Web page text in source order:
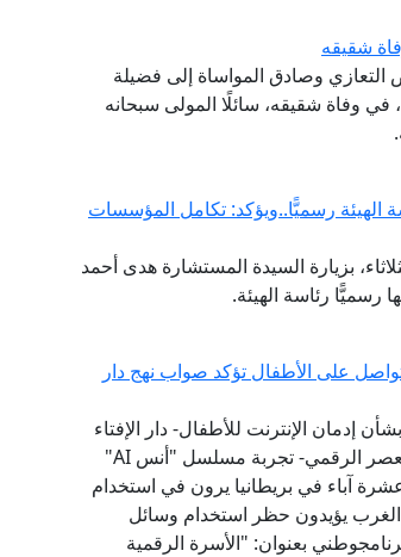
شقيقه
التعازي وصادق المواساة إلى فضيلة
وفاة شقيقه، سائلًا المولى سبحانه
الهيئة رسميًّا..ويؤكد: تكامل المؤسسات
بزيارة السيدة المستشارة هدى أحمد
رسميًّا رئاسة الهيئة.
على الأطفال تؤكد صواب نهج دار
إدمان الإنترنت للأطفال- دار الإفتاء
سبقت إلى تبني نموذج "الفتوى الرقمية الوقائية" لحماية النشء في العصر الرقمي- تجربة مسلسل "أنس AI"
آباء في بريطانيا يرون في استخدام
تأثيرًا سلبيًّا- (79%) من الآباء في الغرب يؤيدون حظر استخدام وسائل
بإطلاق برنامجوطني بعنوان: "الأسرة الرقمية